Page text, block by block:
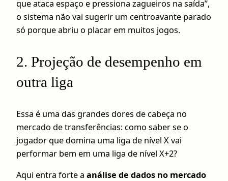
que ataca espaço e pressiona zagueiros na saída”,
o sistema não vai sugerir um centroavante parado
só porque abriu o placar em muitos jogos.
2. Projeção de desempenho em
outra liga
Essa é uma das grandes dores de cabeça no
mercado de transferências: como saber se o
jogador que domina uma liga de nível X vai
performar bem em uma liga de nível X+2?
Aqui entra forte a análise de dados no mercado